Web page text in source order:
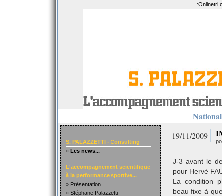
.:
S. PALAZZETTI - Consulting
» Les news...
L'accompagnement scientifique
à la performance sportive...
» Présentation
» Stéphane Palazzetti
19/11/2009
J-3 avant le
pour Hervé
La condition
beau fixe à